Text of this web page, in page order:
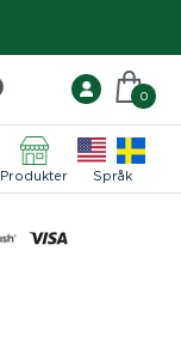
Produkter Språk
0